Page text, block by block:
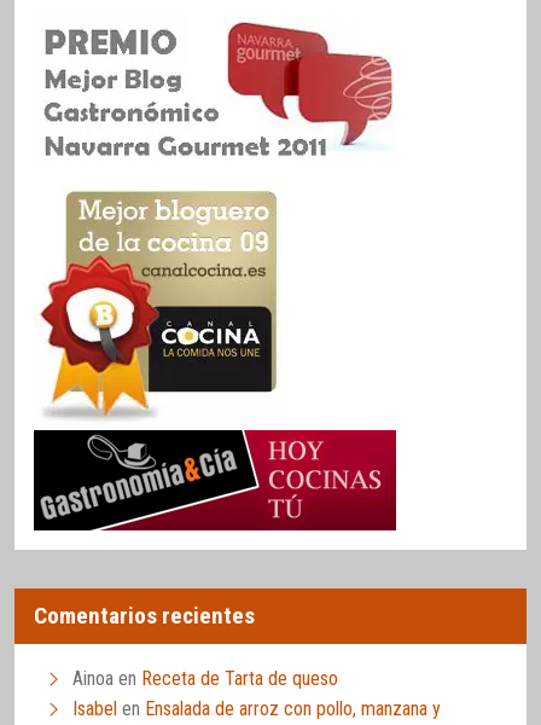
Comentarios recientes
Ainoa en Receta de Tarta de queso
Isabel en Ensalada de arroz con pollo, manzana y